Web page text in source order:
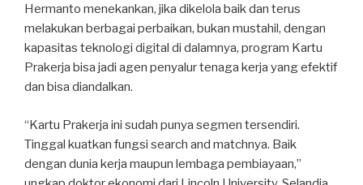
Hermanto menekankan, jika dikelola baik dan terus
melakukan berbagai perbaikan, bukan mustahil, dengan
kapasitas teknologi digital di dalamnya, program Kartu
Prakerja bisa jadi agen penyalur tenaga kerja yang efektif
dan bisa diandalkan.
“Kartu Prakerja ini sudah punya segmen tersendiri.
Tinggal kuatkan fungsi search and matchnya. Baik
dengan dunia kerja maupun lembaga pembiayaan,”